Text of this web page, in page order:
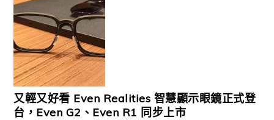
又輕又好看 Even Realities 智慧顯示眼鏡正式登
台，Even G2、Even R1 同步上市